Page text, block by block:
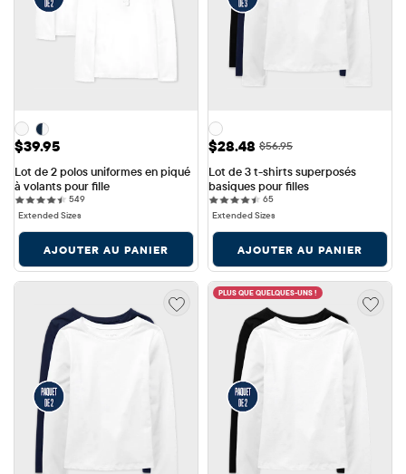
Prix: $39.95
$39.95
Lot de 2 polos uniformes en piqué
à volants pour fille
549549 reviews
Extended Sizes
AJOUTER AU PANIER
Prix ​​de vente: $28.48
$28.48 Prix ​​d'origine: $56.95
$56.95
Lot de 3 t-shirts superposés
basiques pour filles
6565 reviews
Extended Sizes
AJOUTER AU PANIER
PLUS QUE QUELQUES-UNS !